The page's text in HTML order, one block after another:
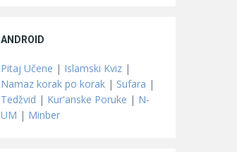
ANDROID
Pitaj Učene | Islamski Kviz |
Namaz korak po korak | Sufara |
Tedžvid | Kur'anske Poruke | N-
UM | Minber